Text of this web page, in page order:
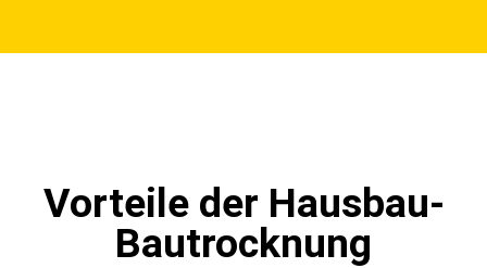
Vorteile der Hausbau-
Bautrocknung